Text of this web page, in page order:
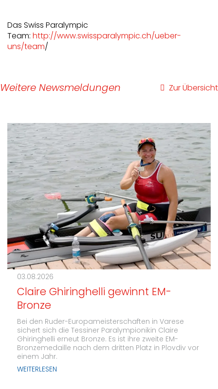
Das Swiss Paralympic
Team: http://www.swissparalympic.ch/ueber-
uns/team/
Zur Übersicht
Weitere Newsmeldungen
03.08.2026
Claire Ghiringhelli gewinnt EM-
Bronze
Bei den Ruder-Europameisterschaften in Varese
sichert sich die Tessiner Paralympionikin Claire
Ghiringhelli erneut Bronze. Es ist ihre zweite EM-
Bronzemedaille nach dem dritten Platz in Plovdiv vor
einem Jahr.
WEITERLESEN